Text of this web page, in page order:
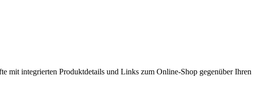
mit integrierten Produktdetails und Links zum Online-Shop gegenüber Ihren